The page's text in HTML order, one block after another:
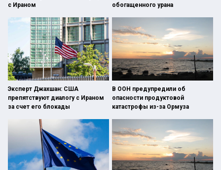
с Ираном
обогащенного урана
Эксперт Джахшан: США
препятствуют диалогу с Ираном
за счет его блокады
В ООН предупредили об
опасности продуктовой
катастрофы из-за Ормуза